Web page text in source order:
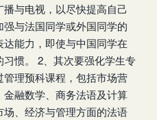
与电视，以尽快提高自己
与法国同学或外国同学的
能力，即使与中国同学在
惯。 2、其次要强化学生专
理预科课程，包括市场营
融数学、商务法语及计算
、经济与管理方面的法语